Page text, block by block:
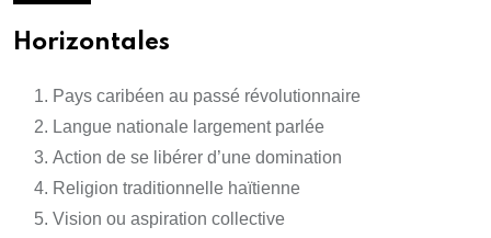
Horizontales
Pays caribéen au passé révolutionnaire
Langue nationale largement parlée
Action de se libérer d’une domination
Religion traditionnelle haïtienne
Vision ou aspiration collective